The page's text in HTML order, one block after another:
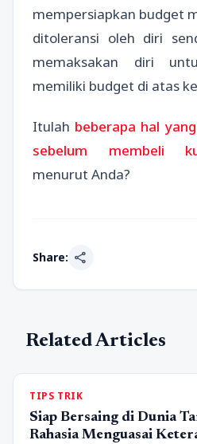
mempersiapkan budget
ditoleransi oleh diri
memaksakan diri
memiliki budget di atas
Itulah beberapa hal
sebelum membeli
menurut Anda?
Share: share
Related Articles
TIPS TRIK
Siap Bersaing di Dunia
Rahasia Menguasai